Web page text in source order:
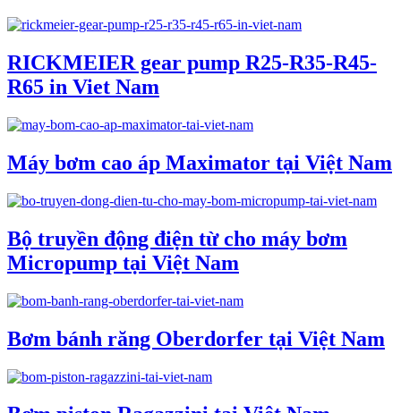
RICKMEIER gear pump R25-R35-R45-
R65 in Viet Nam
Máy bơm cao áp Maximator tại Việt Nam
Bộ truyền động điện từ cho máy bơm
Micropump tại Việt Nam
Bơm bánh răng Oberdorfer tại Việt Nam